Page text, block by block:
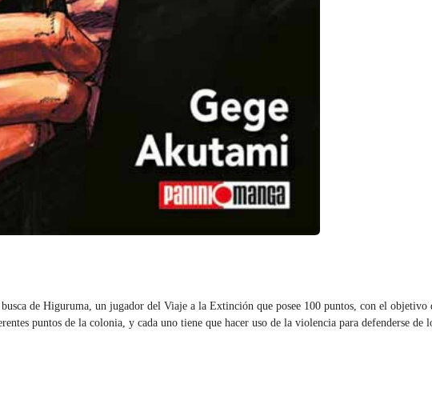
de Higuruma, un jugador del Viaje a la Extinción que posee 100 puntos, con el objetivo
puntos de la colonia, y cada uno tiene que hacer uso de la violencia para defenderse de